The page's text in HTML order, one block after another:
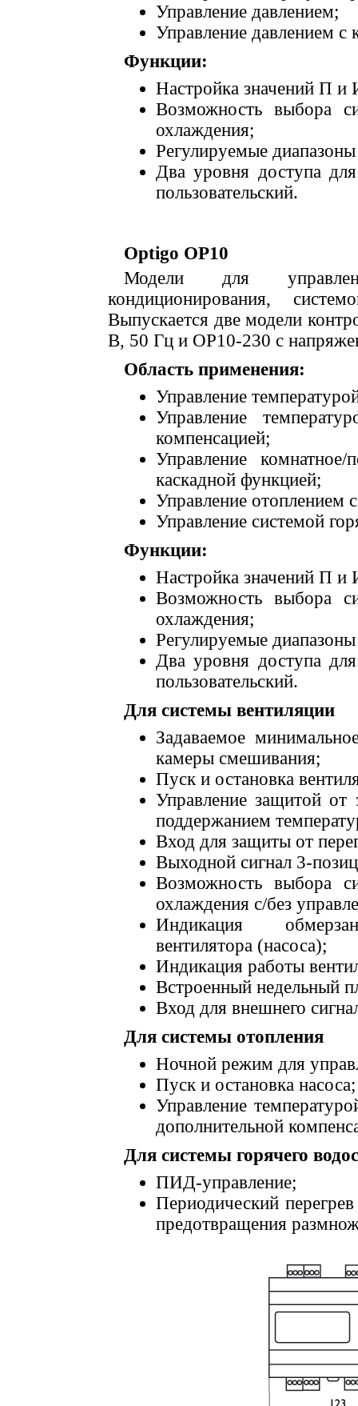
Управление давлением;
Управление давлением с
Функции:
Настройка значений П и
Возможность выбора
охлаждения;
Регулируемые
Два уровня доступа
пользовательский.
Optigo OP10
Модели для
кондиционирования,
Выпускается две модели
В, 50 Гц и OP10-230 с
Область применения:
Управление
Управление
компенсацией;
Управление
каскадной функцией;
Управление отоплением
Управление системой
Функции:
Настройка значений П и
Возможность выбора
охлаждения;
Регулируемые диапазоны
Два уровня доступа
пользовательский.
Для системы вентиляции
Задаваемое
камеры смешивания;
Пуск и остановка
Управление защитой от
поддержанием
Вход для защиты от
Выходной сигнал 3-
Возможность выбора
охлаждения с/без
Индикация
вентилятора (насоса);
Индикация работы
Встроенный недельный
Вход для внешнего
Для системы отопления
Ночной режим для
Пуск и остановка насоса;
Управление
дополнительной
Для системы горячего
ПИД-управление;
Периодический
предотвращения